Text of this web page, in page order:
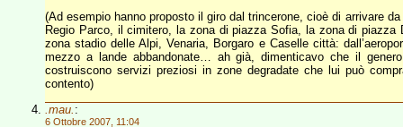
(Ad esempio hanno proposto il giro dal trincerone, cioè di arrivare
Regio Parco, il cimitero, la zona di piazza Sofia, la zona di
zona stadio delle Alpi, Venaria, Borgaro e Caselle città:
mezzo a lande abbandonate… ah già, dimenticavo che il
costruiscono servizi preziosi in zone degradate che lui può
contento)
.mau. :
6 Ottobre 2007, 11:04